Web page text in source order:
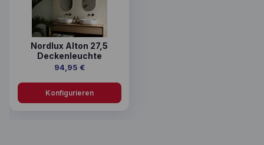
Nordlux Alton 27,5
Deckenleuchte
94,95 €
Konfigurieren